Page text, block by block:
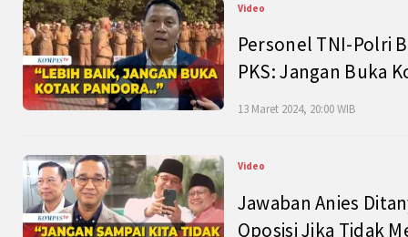
Video
Personel TNI-Polri
PKS: Jangan Buka
13 Maret 2024, 20:00 WIB
Video
Jawaban Anies
Oposisi Jika Tidak